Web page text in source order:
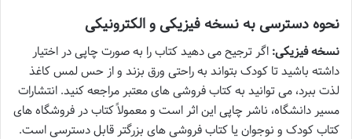
نحوه دسترسی به نسخه فیزیکی و الکترونیکی
نسخه فیزیکی: اگر ترجیح می دهید کتاب را به صورت چاپی در اختیار
داشته باشید تا کودک بتواند به راحتی ورق بزند و از حس لمس کاغذ
لذت ببرد، می توانید به کتاب فروشی های معتبر مراجعه کنید. انتشارات
مسیر دانشگاه، ناشر چاپی این اثر است و معمولاً کتاب در فروشگاه های
کتاب کودک و نوجوان یا کتاب فروشی های بزرگتر قابل دسترسی است.